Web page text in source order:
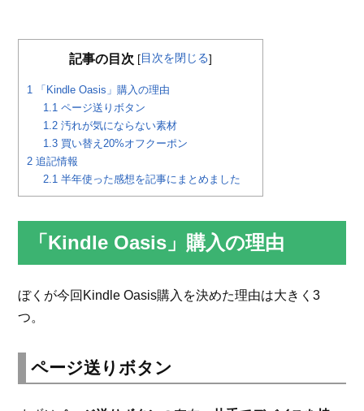
記事の目次 [目次を閉じる]
1
「Kindle Oasis」購入の理由
1.1 ページ送りボタン
1.2 汚れが気にならない素材
1.3 買い替え20%オフクーポン
2 追記情報
2.1 半年使った感想を記事にまとめました
「Kindle Oasis」購入の理由
ぼくが今回Kindle Oasis購入を決めた理由は大きく3
つ。
ページ送りボタン